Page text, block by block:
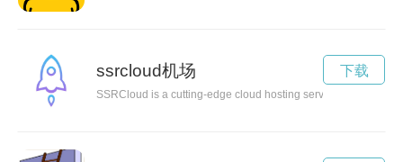
ssrcloud机场
SSRCloud is a cutting-edge cloud hosting service that
下载